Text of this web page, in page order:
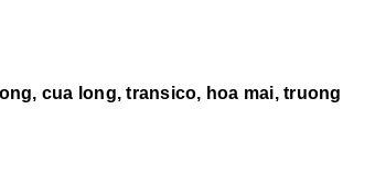
cua long, transico, hoa mai, truong